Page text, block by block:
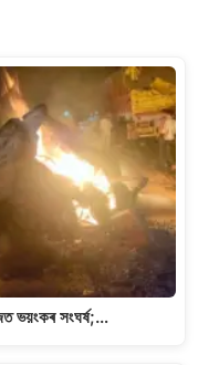
e
ভয়ংকৰ সংঘৰ্ষ;…